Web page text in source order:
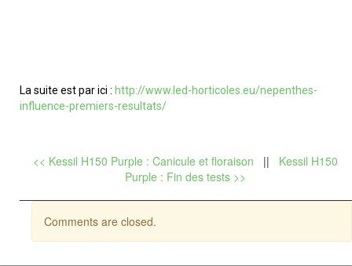
La suite est par ici : http://www.led-horticoles.eu/nepenthes-
influence-premiers-resultats/
<< Kessil H150 Purple : Canicule et floraison || Kessil H150
Purple : Fin des tests >>
Comments are closed.